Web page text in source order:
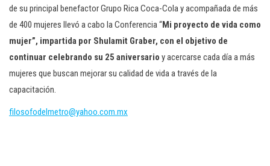
de su principal benefactor Grupo Rica Coca-Cola y acompañada de más
de 400 mujeres llevó a cabo la Conferencia “Mi proyecto de vida como
mujer”, impartida por Shulamit Graber, con el objetivo de
continuar celebrando su 25 aniversario y acercarse cada día a más
mujeres que buscan mejorar su calidad de vida a través de la
capacitación.
filosofodelmetro@yahoo.com.mx